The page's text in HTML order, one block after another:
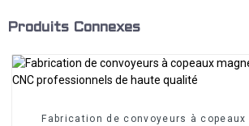
Produits Connexes
Fabrication de convoyeurs à